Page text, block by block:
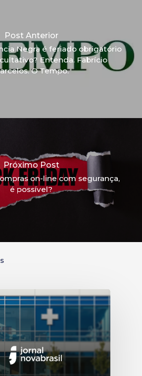
Post Anterior
Negra é feriado obrigatório
Entenda. Fabrício
O Tempo.
Próximo Post
on-line com segurança,
é possível?